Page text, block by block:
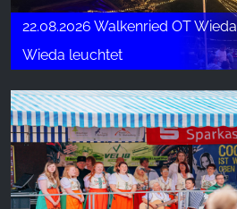
22.08.2026 Walkenried OT Wieda
Wieda leuchtet